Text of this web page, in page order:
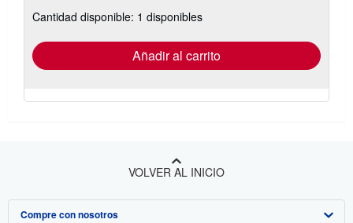
las
tarifas
envío
Cantidad disponible: 1 disponibles
Añadir al carrito
VOLVER AL INICIO
Compre con nosotros